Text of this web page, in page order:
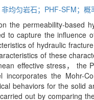
均匀岩石；PHF-SFM；概
the permeability-based
to capture the influence
of hydraulic
of these
effective stress， the
incorporates the Mohr-
behaviors for the solid
out by comparing